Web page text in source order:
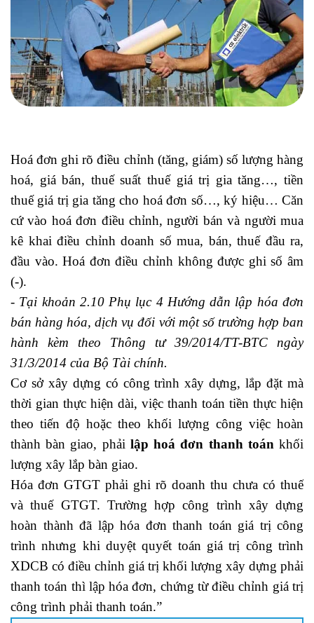
Hoá đơn ghi rõ điều chỉnh (tăng, giám) số lượng hàng
hoá, giá bán, thuế suất thuế giá trị gia tăng…, tiền
thuế giá trị gia tăng cho hoá đơn số…, ký hiệu… Căn
cứ vào hoá đơn điều chỉnh, người bán và người mua
kê khai điều chỉnh doanh số mua, bán, thuế đầu ra,
đầu vào. Hoá đơn điều chỉnh không được ghi số âm
(-).
- Tại khoản 2.10 Phụ lục 4 Hướng dẫn lập hóa đơn
bán hàng hóa, dịch vụ đối với một số trường hợp ban
hành kèm theo Thông tư 39/2014/TT-BTC ngày
31/3/2014 của Bộ Tài chính.
Cơ sở xây dựng có công trình xây dựng, lắp đặt mà
thời gian thực hiện dài, việc thanh toán tiền thực hiện
theo tiến độ hoặc theo khối lượng công việc hoàn
thành bàn giao, phải lập hoá đơn thanh toán khối
lượng xây lắp bàn giao.
Hóa đơn GTGT phải ghi rõ doanh thu chưa có thuế
và thuế GTGT. Trường hợp công trình xây dựng
hoàn thành đã lập hóa đơn thanh toán giá trị công
trình nhưng khi duyệt quyết toán giá trị công trình
XDCB có điều chỉnh giá trị khối lượng xây dựng phải
thanh toán thì lập hóa đơn, chứng từ điều chỉnh giá trị
công trình phải thanh toán.”